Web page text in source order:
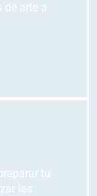
arte a
tu
las